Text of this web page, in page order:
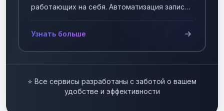
работающих на себя. Автоматизация записи
Узнать больше
⭐ Все сервисы разработаны с заботой о вашем
удобстве и эффективности